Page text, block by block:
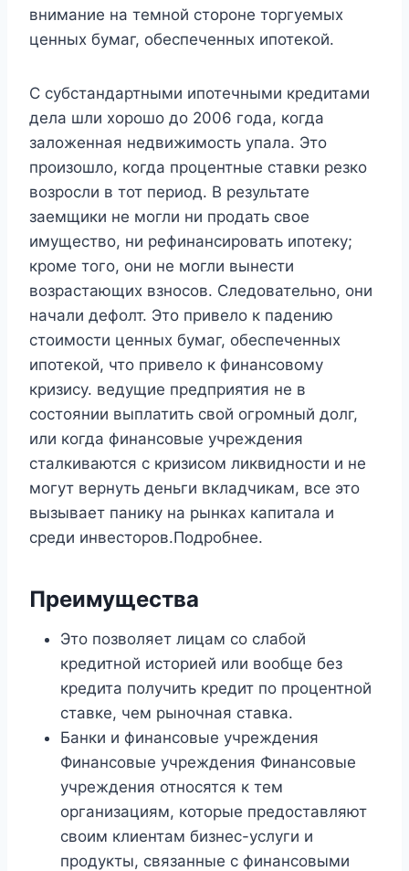
внимание на темной стороне торгуемых
ценных бумаг, обеспеченных ипотекой.
С субстандартными ипотечными кредитами
дела шли хорошо до 2006 года, когда
заложенная недвижимость упала. Это
произошло, когда процентные ставки резко
возросли в тот период. В результате
заемщики не могли ни продать свое
имущество, ни рефинансировать ипотеку;
кроме того, они не могли вынести
возрастающих взносов. Следовательно, они
начали дефолт. Это привело к падению
стоимости ценных бумаг, обеспеченных
ипотекой, что привело к финансовому
кризису. ведущие предприятия не в
состоянии выплатить свой огромный долг,
или когда финансовые учреждения
сталкиваются с кризисом ликвидности и не
могут вернуть деньги вкладчикам, все это
вызывает панику на рынках капитала и
среди инвесторов.Подробнее.
Преимущества
Это позволяет лицам со слабой
кредитной историей или вообще без
кредита получить кредит по процентной
ставке, чем рыночная ставка.
Банки и финансовые учреждения
Финансовые учреждения Финансовые
учреждения относятся к тем
организациям, которые предоставляют
своим клиентам бизнес-услуги и
продукты, связанные с финансовыми